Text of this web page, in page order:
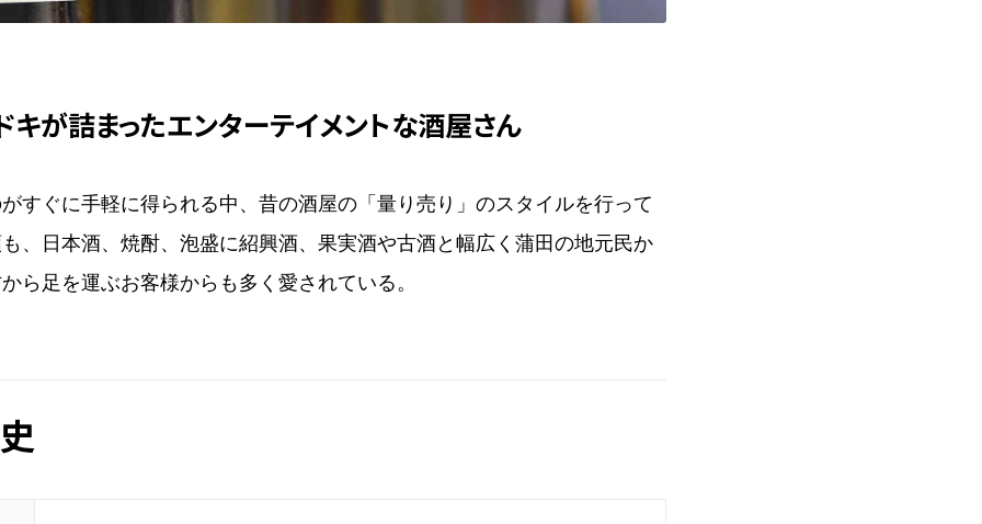
キが詰まったエンターテイメントな酒屋さん
すぐに手軽に得られる中、昔の酒屋の「量り売り」のスタイルを行って
、日本酒、焼酎、泡盛に紹興酒、果実酒や古酒と幅広く蒲田の地元民か
ら足を運ぶお客様からも多く愛されている。